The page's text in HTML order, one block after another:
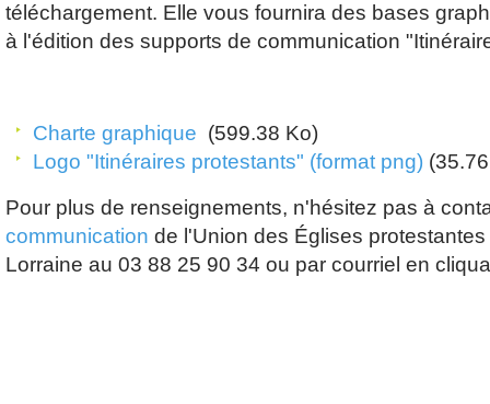
téléchargement. Elle vous fournira des bases
à l'édition des supports de communication
Charte graphique (599.38 Ko)
Logo "Itinéraires protestants" (format png)
Pour plus de renseignements, n'hésitez pas à
communication de l'Union des Églises
Lorraine au 03 88 25 90 34 ou par courriel en